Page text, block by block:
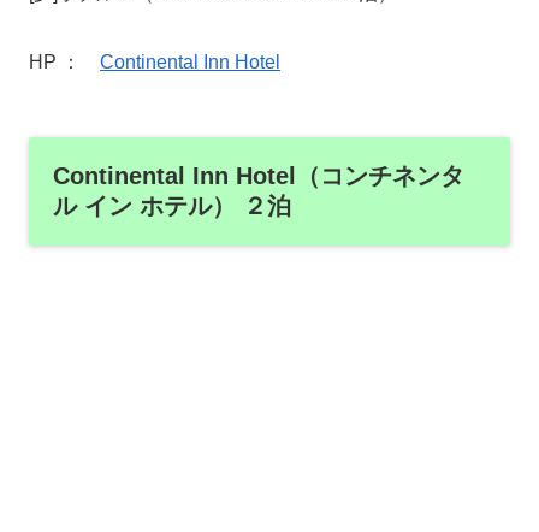
HP ： Continental Inn Hotel
Continental Inn Hotel（コンチネンタ
ル イン ホテル） ２泊